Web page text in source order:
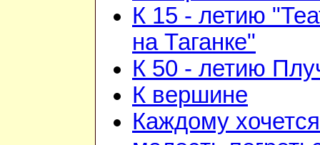
К 15 - летию
на Таганке"
К 50 - летию
К вершине
Каждому хочется